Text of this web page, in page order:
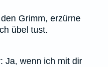
Grimm, erzürne
übel tust.
Ja, wenn ich mit dir